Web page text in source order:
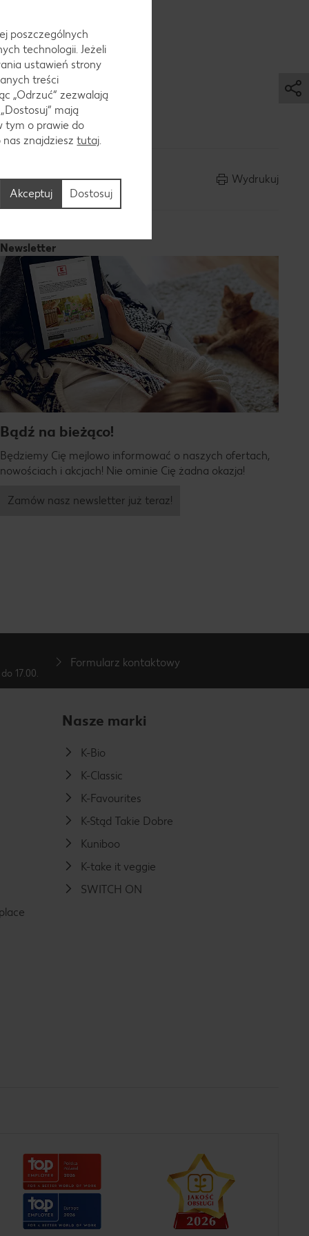
Wydrukuj
Newsletter
Bądź na bieżąco!
Będziemy Cię mejlowo informować o naszych ofertach,
nowościach i akcjach! Nie ominie Cię żadna okazja!
Zamów nasz newsletter już teraz!
17.00.
Formularz kontaktowy
Nasze marki
K-Bio
K-Classic
K-Favourites
K-Stąd Takie Dobre
Kuniboo
K-take it veggie
SWITCH ON
poszczególnych
technologii. Jeżeli
ustawień strony
treści
„Odrzuć“ zezwalają
mają
tym o prawie do
nas znajdziesztutaj
Dostosuj
Akceptuj